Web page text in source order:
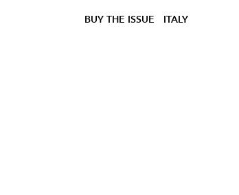
BUY THE ISSUE ITALY